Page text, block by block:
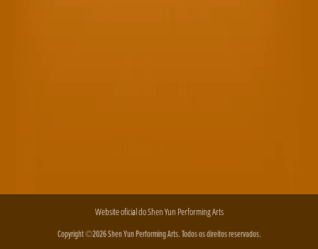
Website oficial do Shen Yun Performing Arts
Copyright ©2026 Shen Yun Performing Arts. Todos os direitos reservados.